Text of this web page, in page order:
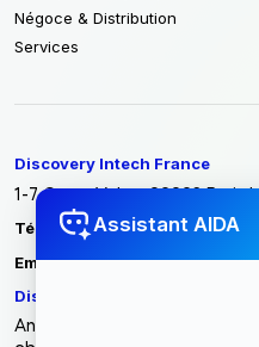
Assistant AIDA
Négoce & Distribution
Services
Discovery Intech France
1-7 Cours Valmy 92923 Paris
Tél : +33 1 86 70 86 40
Email :
Discovery Intech Tunisie
Angle rue du métal, rue des